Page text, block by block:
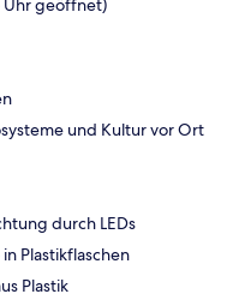
Uhr geöffnet)
und Kultur vor Ort
durch LEDs
Plastikflaschen
Plastik